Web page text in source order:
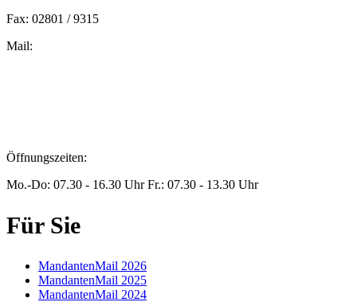
Fax: 02801 / 9315
Mail:
Öffnungszeiten:
Mo.-Do: 07.30 - 16.30 Uhr Fr.: 07.30 - 13.30 Uhr
Für Sie
MandantenMail 2026
MandantenMail 2025
MandantenMail 2024